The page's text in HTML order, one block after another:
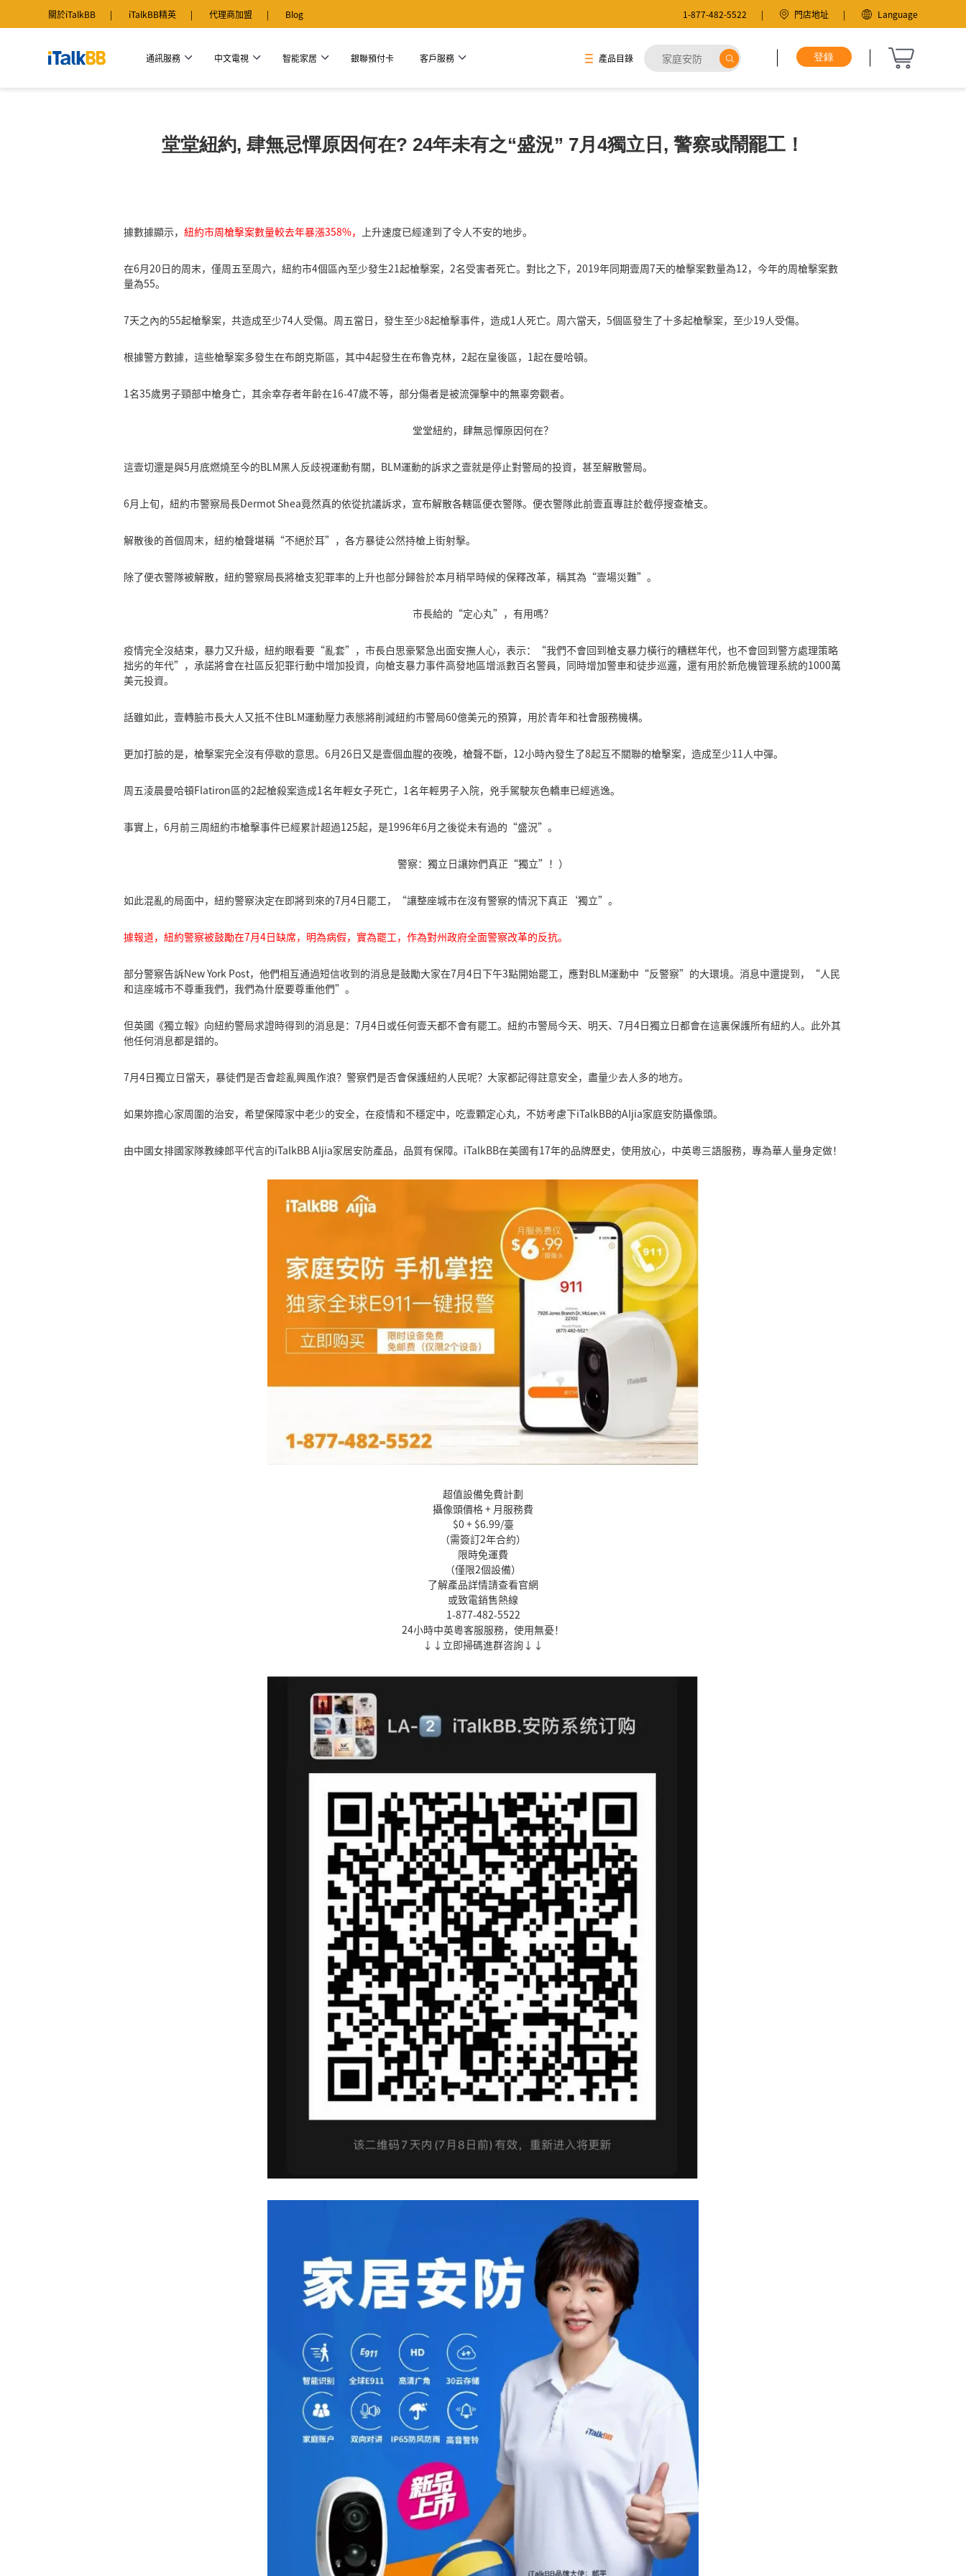
關於iTalkBB iTalkBB精英 代理商加盟 Blog 1-877-482-5522 門店地址 Language
通訊服務 中文電視 智能家居 銀聯預付卡 客戶服務 產品目錄
堂堂紐約, 肆無忌憚原因何在? 24年未有之“盛況” 7月4獨立日, 警察或鬧罷工！
據數據顯示， 紐約市周槍擊案數量較去年暴漲358%， 上升速度已經達到了令人不安的地步。
在6月20日的周末，僅周五至周六，紐約市4個區內至少發生21起槍擊案，2名受害者死亡。對比之下，2019年同期壹周7天的槍擊案數量為12，今年的周槍擊案數
量為55。
7天之內的55起槍擊案，共造成至少74人受傷。周五當日，發生至少8起槍擊事件，造成1人死亡。周六當天，5個區發生了十多起槍擊案，至少19人受傷。
根據警方數據，這些槍擊案多發生在布朗克斯區，其中4起發生在布魯克林，2起在皇後區，1起在曼哈頓。
1名35歲男子頸部中槍身亡，其余幸存者年齡在16-47歲不等，部分傷者是被流彈擊中的無辜旁觀者。
堂堂紐約，肆無忌憚原因何在？
這壹切還是與5月底燃燒至今的BLM黑人反歧視運動有關，BLM運動的訴求之壹就是停止對警局的投資，甚至解散警局。
6月上旬，紐約市警察局長Dermot Shea竟然真的依從抗議訴求，宣布解散各轄區便衣警隊。便衣警隊此前壹直專註於截停搜查槍支。
解散後的首個周末，紐約槍聲堪稱“不絕於耳”，各方暴徒公然持槍上街射擊。
除了便衣警隊被解散，紐約警察局長將槍支犯罪率的上升也部分歸咎於本月稍早時候的保釋改革，稱其為“壹場災難”。
市長給的“定心丸”，有用嗎？
疫情完全沒結束，暴力又升級，紐約眼看要“亂套”，市長白思豪緊急出面安撫人心，表示：“我們不會回到槍支暴力橫行的糟糕年代，也不會回到警方處理策略
拙劣的年代”，承諾將會在社區反犯罪行動中增加投資，向槍支暴力事件高發地區增派數百名警員，同時增加警車和徒步巡邏，還有用於新危機管理系統的1000萬
美元投資。
話雖如此，壹轉臉市長大人又抵不住BLM運動壓力表態將削減紐約市警局60億美元的預算，用於青年和社會服務機構。
更加打臉的是，槍擊案完全沒有停歇的意思。6月26日又是壹個血腥的夜晚，槍聲不斷，12小時內發生了8起互不關聯的槍擊案，造成至少11人中彈。
周五淩晨曼哈頓Flatiron區的2起槍殺案造成1名年輕女子死亡，1名年輕男子入院，兇手駕駛灰色轎車已經逃逸。
事實上，6月前三周紐約市槍擊事件已經累計超過125起，是1996年6月之後從未有過的“盛況”。
警察：獨立日讓妳們真正“獨立”！）
如此混亂的局面中，紐約警察決定在即將到來的7月4日罷工，“讓整座城市在沒有警察的情況下真正‘獨立”。
據報道，紐約警察被鼓勵在7月4日缺席，明為病假，實為罷工，作為對州政府全面警察改革的反抗。
部分警察告訴New York Post，他們相互通過短信收到的消息是鼓勵大家在7月4日下午3點開始罷工，應對BLM運動中“反警察”的大環境。消息中還提到，“人民
和這座城市不尊重我們，我們為什麽要尊重他們”。
但英國《獨立報》向紐約警局求證時得到的消息是：7月4日或任何壹天都不會有罷工。紐約市警局今天、明天、7月4日獨立日都會在這裏保護所有紐約人。此外其
他任何消息都是錯的。
7月4日獨立日當天，暴徒們是否會趁亂興風作浪？警察們是否會保護紐約人民呢？大家都記得註意安全，盡量少去人多的地方。
如果妳擔心家周圍的治安，希望保障家中老少的安全，在疫情和不穩定中，吃壹顆定心丸，不妨考慮下iTalkBB的AIjia家庭安防攝像頭。
由中國女排國家隊教練郎平代言的iTalkBB AIjia家居安防產品，品質有保障。iTalkBB在美國有17年的品牌歷史，使用放心，中英粵三語服務，專為華人量身定做！
超值設備免費計劃
攝像頭價格 + 月服務費
$0 + $6.99/臺
（需簽訂2年合約）
限時免運費
（僅限2個設備）
了解產品詳情請查看官網
或致電銷售熱線
1-877-482-5522
24小時中英粵客服服務，使用無憂！
↓↓立即掃碼進群咨詢↓↓